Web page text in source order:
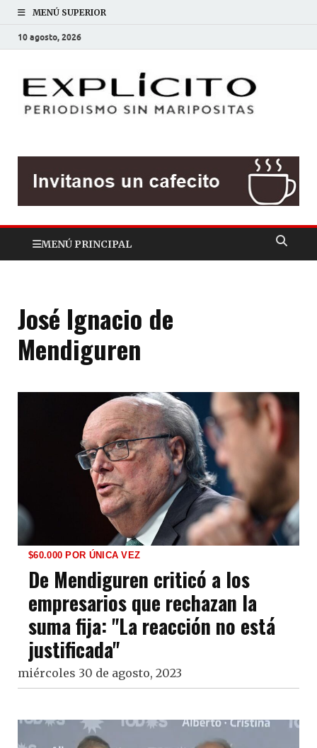
MENÚ SUPERIOR
10 agosto, 2026
MENÚ PRINCIPAL
José Ignacio de
Mendiguren
$60.000 POR ÚNICA VEZ
De Mendiguren criticó a los
empresarios que rechazan la
suma fija: "La reacción no está
justificada"
miércoles 30 de agosto, 2023